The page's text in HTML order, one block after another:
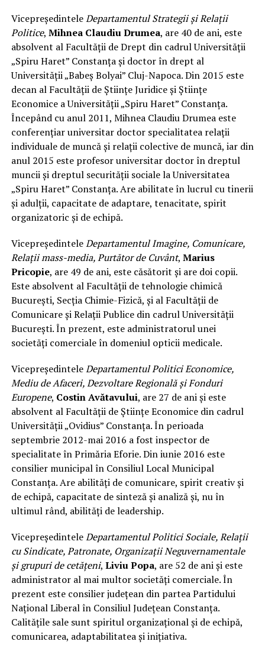
VicepreședinteleDepartamentul Strategii și Relații
Politice, Mihnea Claudiu Drumea, are 40 de ani, este
absolvent al Facultății de Drept din cadrul Universității
„Spiru Haret” Constanța și doctor în drept al
Universității „Babeș Bolyai” Cluj-Napoca. Din 2015 este
decan al Facultății de Științe Juridice și Științe
Economice a Universității „Spiru Haret” Constanța.
Începând cu anul 2011, Mihnea Claudiu Drumea este
conferențiar universitar doctor specialitatea relații
individuale de muncă și relații colective de muncă, iar din
anul 2015 este profesor universitar doctor în dreptul
muncii și dreptul securității sociale la Universitatea
„Spiru Haret” Constanța. Are abilitate în lucrul cu tinerii
și adulții, capacitate de adaptare, tenacitate, spirit
organizatoric și de echipă.
VicepreședinteleDepartamentul Imagine, Comunicare,
Relații mass-media, Purtător de Cuvânt, Marius
Pricopie, are 49 de ani, este căsătorit și are doi copii.
Este absolvent al Facultății de tehnologie chimică
București, Secția Chimie-Fizică, și al Facultății de
Comunicare și Relații Publice din cadrul Universității
București. În prezent, este administratorul unei
societăți comerciale în domeniul opticii medicale.
VicepreședinteleDepartamentul Politici Economice,
Mediu de Afaceri, Dezvoltare Regională și Fonduri
Europene, Costin Avătavului, are 27 de ani și este
absolvent al Facultății de Științe Economice din cadrul
Universității „Ovidius” Constanța. În perioada
septembrie 2012-mai 2016 a fost inspector de
specialitate în Primăria Eforie. Din iunie 2016 este
consilier municipal în Consiliul Local Municipal
Constanța. Are abilități de comunicare, spirit creativ și
de echipă, capacitate de sinteză și analiză și, nu în
ultimul rând, abilități de leadership.
VicepreședinteleDepartamentul Politici Sociale, Relații
cu Sindicate, Patronate, Organizații Neguvernamentale
și grupuri de cetățeni, Liviu Popa, are 52 de ani și este
administrator al mai multor societăți comerciale. În
prezent este consilier județean din partea Partidului
Național Liberal în Consiliul Județean Constanța.
Calitățile sale sunt spiritul organizațional și de echipă,
comunicarea, adaptabilitatea și inițiativa.